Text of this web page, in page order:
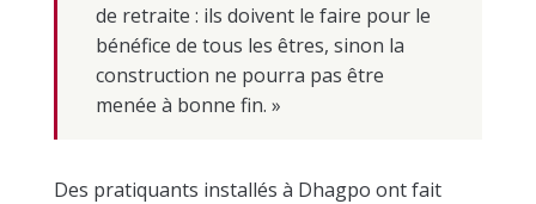
de retraite : ils doivent le faire pour le
bénéfice de tous les êtres, sinon la
construction ne pourra pas être
menée à bonne fin. »
Des pratiquants installés à Dhagpo ont fait